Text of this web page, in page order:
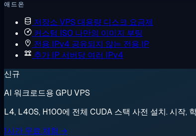
애드온
저장소 VPS 대용량 디스크 요금제
커스텀 ISO 나만의 이미지 부팅
전용 IPv4 공유되지 않는 전용 IP
추가 IP 서버당 여러 IPv4
신규
AI 워크로드용 GPU VPS
L4, L40S, H100에 전체 CUDA 스택 사전 설치. 시작,
1시간 무료 체험 →